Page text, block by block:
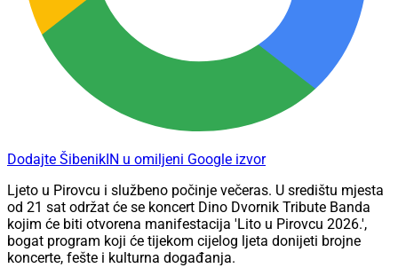
Dodajte ŠibenikIN u omiljeni Google izvor
Ljeto u Pirovcu i službeno počinje večeras. U središtu mjesta
od 21 sat održat će se koncert Dino Dvornik Tribute Banda
kojim će biti otvorena manifestacija 'Lito u Pirovcu 2026.',
bogat program koji će tijekom cijelog ljeta donijeti brojne
koncerte, fešte i kulturna događanja.